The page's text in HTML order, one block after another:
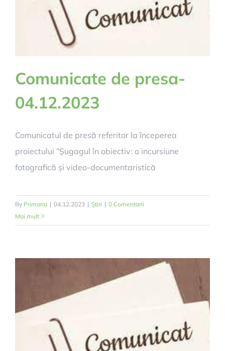
Comunicate de presa-
04.12.2023
Comunicatul de presă referitor la începerea
proiectului ”Șugagul în obiectiv: o incursiune
fotografică și video-documentaristică
By Primaria | 04.12.2023 | Știri | 0 Comentarii
Mai mult